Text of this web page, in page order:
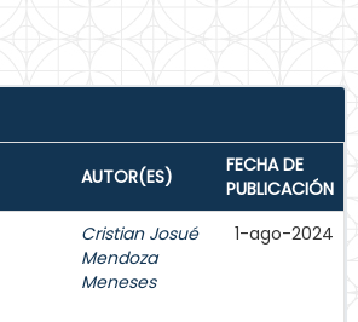
AUTOR(ES)
FECHA DE
PUBLICACIÓN
Cristian Josué
Mendoza
Meneses
1-ago-2024